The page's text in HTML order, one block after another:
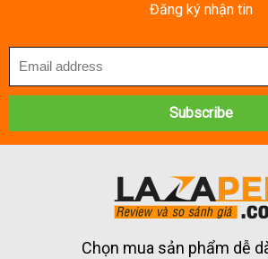
Đăng ký nhận tin
Chọn mua sản phẩm dễ